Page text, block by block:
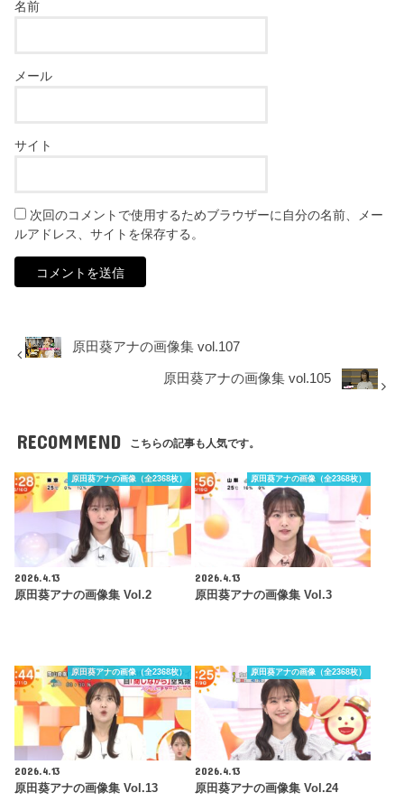
名前
メール
サイト
次回のコメントで使用するためブラウザーに自分の名前、メー
ルアドレス、サイトを保存する。
原田葵アナの画像集 vol.107
原田葵アナの画像集 vol.105
RECOMMEND こちらの記事も人気です。
原田葵アナの画像（全2368枚）
2026.4.13
原田葵アナの画像集 Vol.2
原田葵アナの画像（全2368枚）
2026.4.13
原田葵アナの画像集 Vol.3
原田葵アナの画像（全2368枚）
2026.4.13
原田葵アナの画像集 Vol.13
原田葵アナの画像（全2368枚）
2026.4.13
原田葵アナの画像集 Vol.24